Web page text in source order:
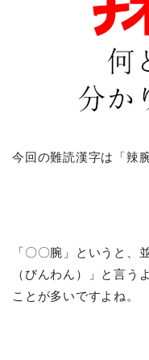
今回の難読漢字は「辣
「〇〇腕」というと、
（びんわん）」と言う
ことが多いですよね。